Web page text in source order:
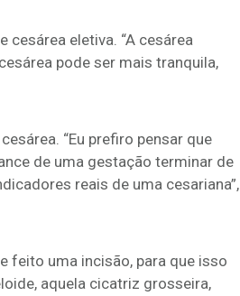
cesárea eletiva. “A cesárea
pode ser mais tranquila,
“Eu prefiro pensar que
de uma gestação terminar de
reais de uma cesariana”,
feito uma incisão, para que isso
aquela cicatriz grosseira,